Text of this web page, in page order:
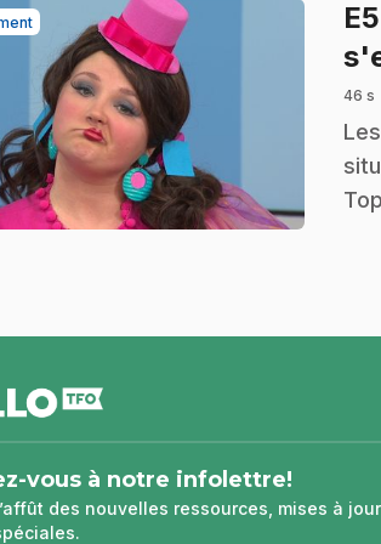
E5
46 s
.
vous à notre infolettre!
des nouvelles ressources, mises à jour